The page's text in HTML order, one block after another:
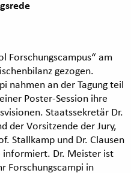
Forschungscampus“ am
gezogen.
nahmen an der Tagung teil
Poster-Session ihre
Staatssekretär Dr.
der Vorsitzende der Jury,
Stallkamp und Dr. Clausen
informiert. Dr. Meister ist
Forschungscampi in